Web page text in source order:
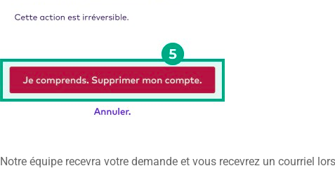
Notre équipe recevra votre demande et vous recevrez un courriel